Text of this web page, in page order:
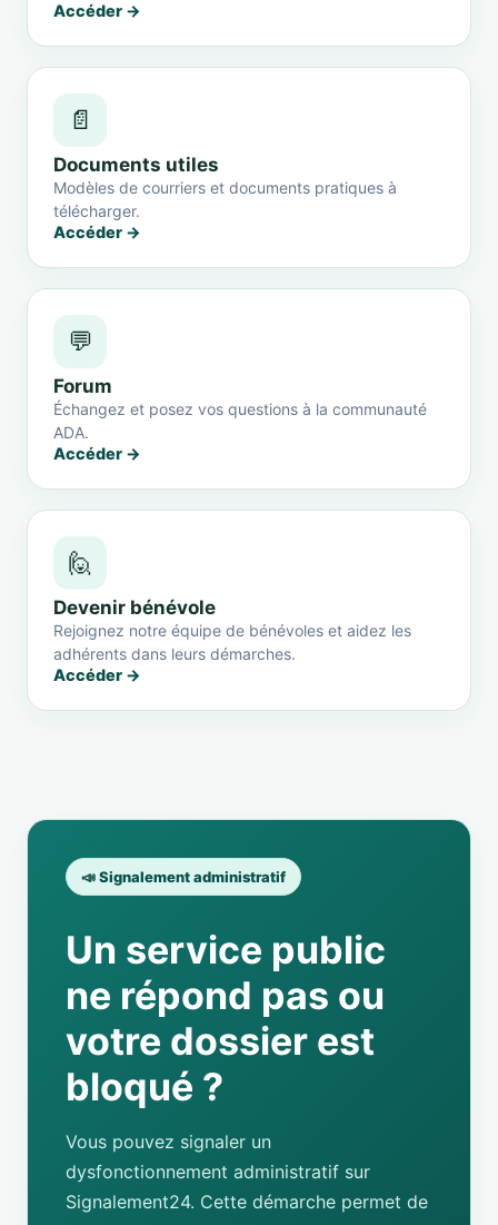
Accéder →
📄
Documents utiles
Modèles de courriers et documents pratiques à
télécharger.
Accéder →
💬
Forum
Échangez et posez vos questions à la communauté
ADA.
Accéder →
🙋
Devenir bénévole
Rejoignez notre équipe de bénévoles et aidez les
adhérents dans leurs démarches.
Accéder →
📣 Signalement administratif
Un service public
ne répond pas ou
votre dossier est
bloqué ?
Vous pouvez signaler un
dysfonctionnement administratif sur
Signalement24. Cette démarche permet de